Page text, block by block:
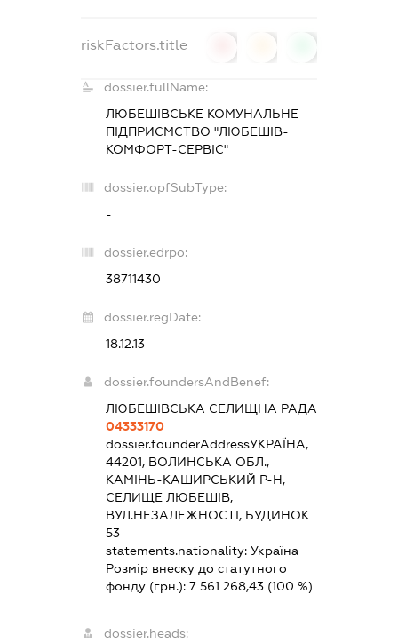
riskFactors.title
dossier.fullName:
ЛЮБЕШІВСЬКЕ КОМУНАЛЬНЕ
ПІДПРИЄМСТВО "ЛЮБЕШІВ-
КОМФОРТ-СЕРВІС"
dossier.opfSubType:
-
dossier.edrpo:
38711430
dossier.regDate:
18.12.13
dossier.foundersAndBenef:
ЛЮБЕШІВСЬКА СЕЛИЩНА РАДА
04333170
dossier.founderAddressУКРАЇНА,
44201, ВОЛИНСЬКА ОБЛ.,
КАМІНЬ-КАШИРСЬКИЙ Р-Н,
СЕЛИЩЕ ЛЮБЕШІВ,
ВУЛ.НЕЗАЛЕЖНОСТІ, БУДИНОК
53
statements.nationality: Україна
Розмір внеску до статутного
фонду (грн.): 7 561 268,43(100 %)
dossier.heads: